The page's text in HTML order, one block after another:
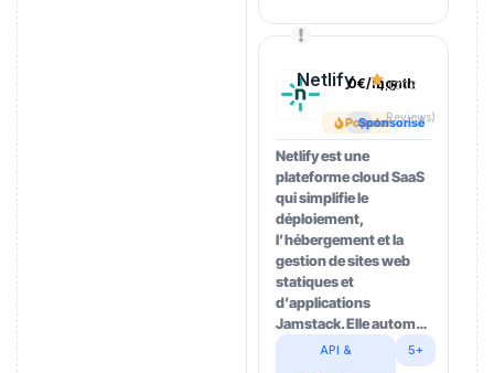
Netlify
Popular
Sponsorisé
0€/month
4.5(202
Reviews)
Netlify est une
plateforme cloud SaaS
qui simplifie le
déploiement,
l’hébergement et la
gestion de sites web
statiques et
d’applications
Jamstack. Elle autom…
API & 5+